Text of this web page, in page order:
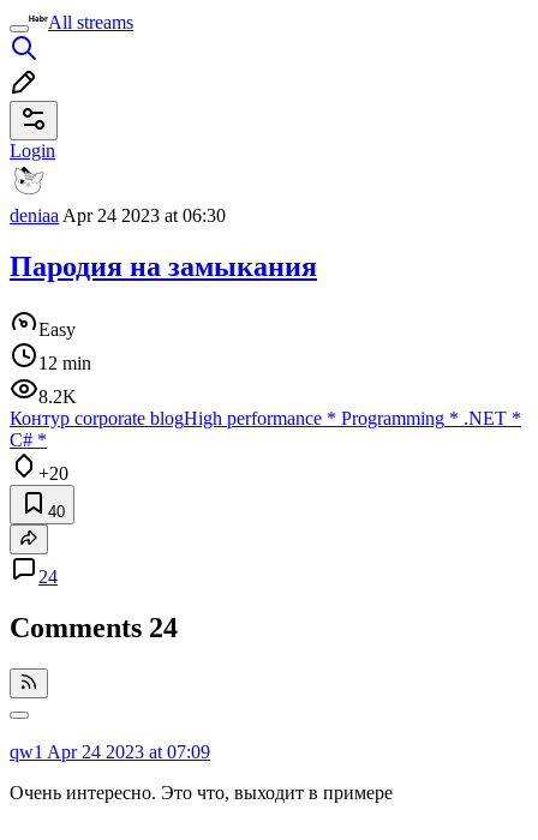
All streams
Login
deniaa Apr 24 2023 at 06:30
Пародия на замыкания
Easy
12 min
8.2K
Контур corporate blogHigh performance * Programming * .NET *
C# *
+20
40
24
Comments 24
qw1 Apr 24 2023 at 07:09
Очень интересно. Это что, выходит в примере